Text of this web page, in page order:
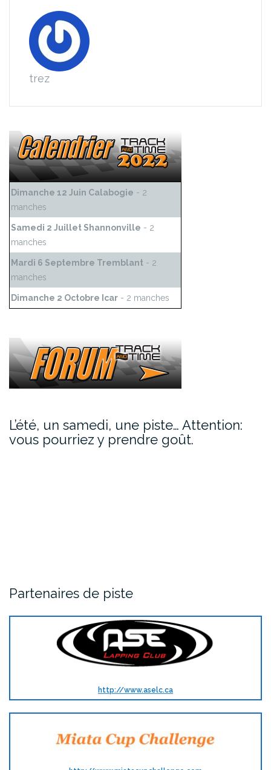
trez
Dimanche 12 Juin Calabogie - 2
manches
Samedi 2 Juillet Shannonville - 2
manches
Mardi 6 Septembre Tremblant - 2
manches
Dimanche 2 Octobre Icar - 2 manches
L’été, un samedi, une piste… Attention:
vous pourriez y prendre goût.
Partenaires de piste
http://www.aselc.ca